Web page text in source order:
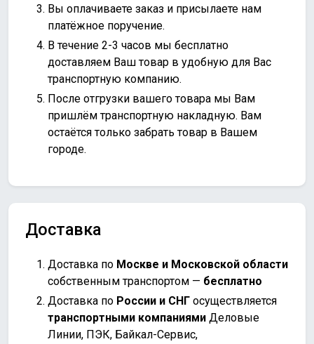
Вы оплачиваете заказ и присылаете нам
платёжное поручение.
В течение 2-3 часов мы бесплатно
доставляем Ваш товар в удобную для Вас
транспортную компанию.
После отгрузки вашего товара мы Вам
пришлём транспортную накладную. Вам
остаётся только забрать товар в Вашем
городе.
Доставка
Доставка по Москве и Московской области
собственным транспортом — бесплатно
Доставка по России и СНГ осуществляется
транспортными компаниями Деловые
Линии, ПЭК, Байкал-Сервис,